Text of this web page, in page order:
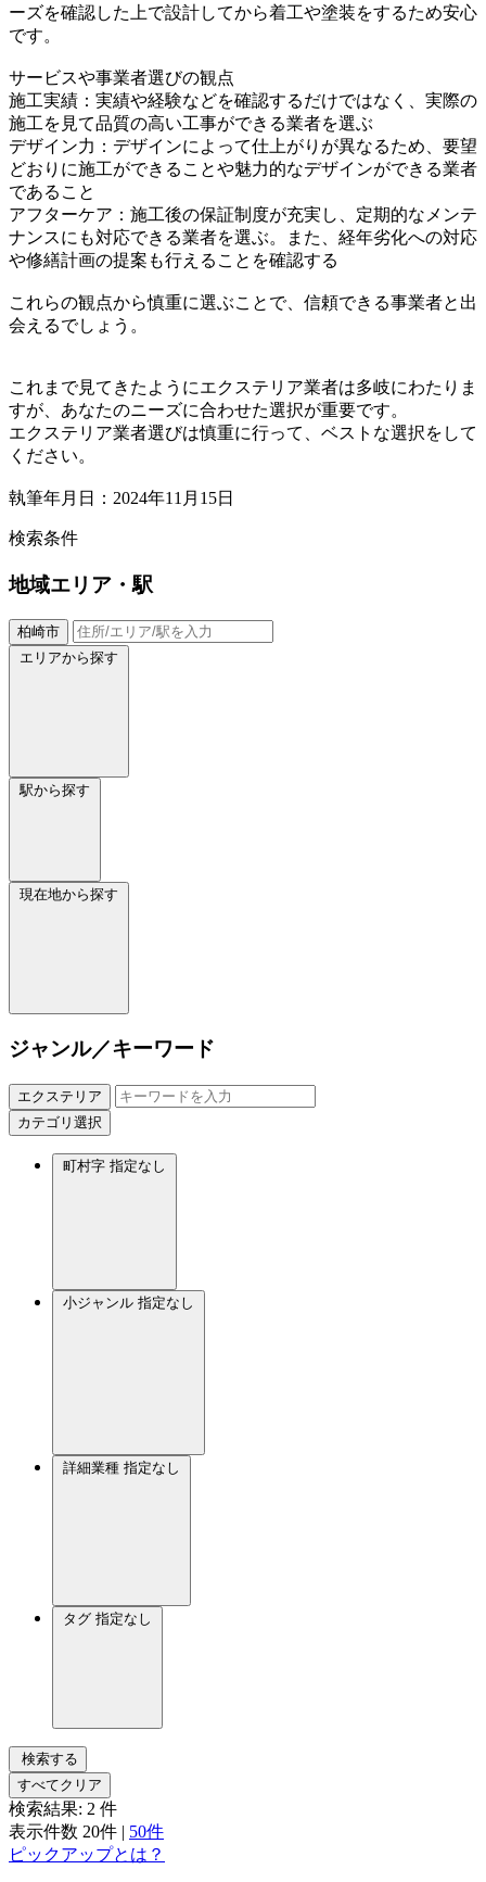
ーズを確認した上で設計してから着工や塗装をするため安心
です。
サービスや事業者選びの観点
施工実績：実績や経験などを確認するだけではなく、実際の
施工を見て品質の高い工事ができる業者を選ぶ
デザイン力：デザインによって仕上がりが異なるため、要望
どおりに施工ができることや魅力的なデザインができる業者
であること
アフターケア：施工後の保証制度が充実し、定期的なメンテ
ナンスにも対応できる業者を選ぶ。また、経年劣化への対応
や修繕計画の提案も行えることを確認する
これらの観点から慎重に選ぶことで、信頼できる事業者と出
会えるでしょう。
これまで見てきたようにエクステリア業者は多岐にわたりま
すが、あなたのニーズに合わせた選択が重要です。
エクステリア業者選びは慎重に行って、ベストな選択をして
ください。
執筆年月日：2024年11月15日
検索条件
地域エリア・駅
柏崎市
エリアから探す
駅から探す
現在地から探す
ジャンル／キーワード
エクステリア
カテゴリ選択
町村字 指定なし
小ジャンル 指定なし
詳細業種 指定なし
タグ 指定なし
検索する
すべてクリア
検索結果: 2 件
表示件数 20件 | 50件
ピックアップとは？